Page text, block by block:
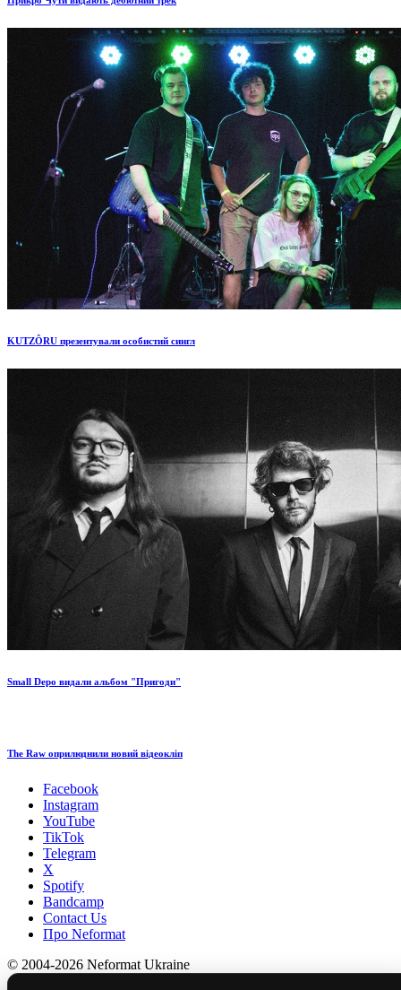
KUTZÔRU презентували особистий сингл
Small Depo видали альбом "Пригоди"
The Raw оприлюднили новий відеокліп
Facebook
Instagram
YouTube
TikTok
Telegram
X
Spotify
Bandcamp
Contact Us
Про Neformat
© 2004-2026 Neformat Ukraine